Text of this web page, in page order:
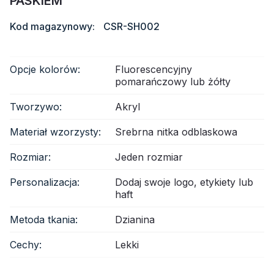
Kod magazynowy: CSR-SH002
Opcje kolorów:
Fluorescencyjny
pomarańczowy lub żółty
Tworzywo: Akryl
Materiał wzorzysty: Srebrna nitka odblaskowa
Rozmiar: Jeden rozmiar
Personalizacja:
Dodaj swoje logo, etykiety lub
haft
Metoda tkania: Dzianina
Cechy: Lekki